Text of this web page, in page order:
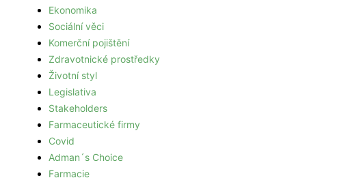
Ekonomika
Sociální věci
Komerční pojištění
Zdravotnické prostředky
Životní styl
Legislativa
Stakeholders
Farmaceutické firmy
Covid
Adman´s Choice
Farmacie